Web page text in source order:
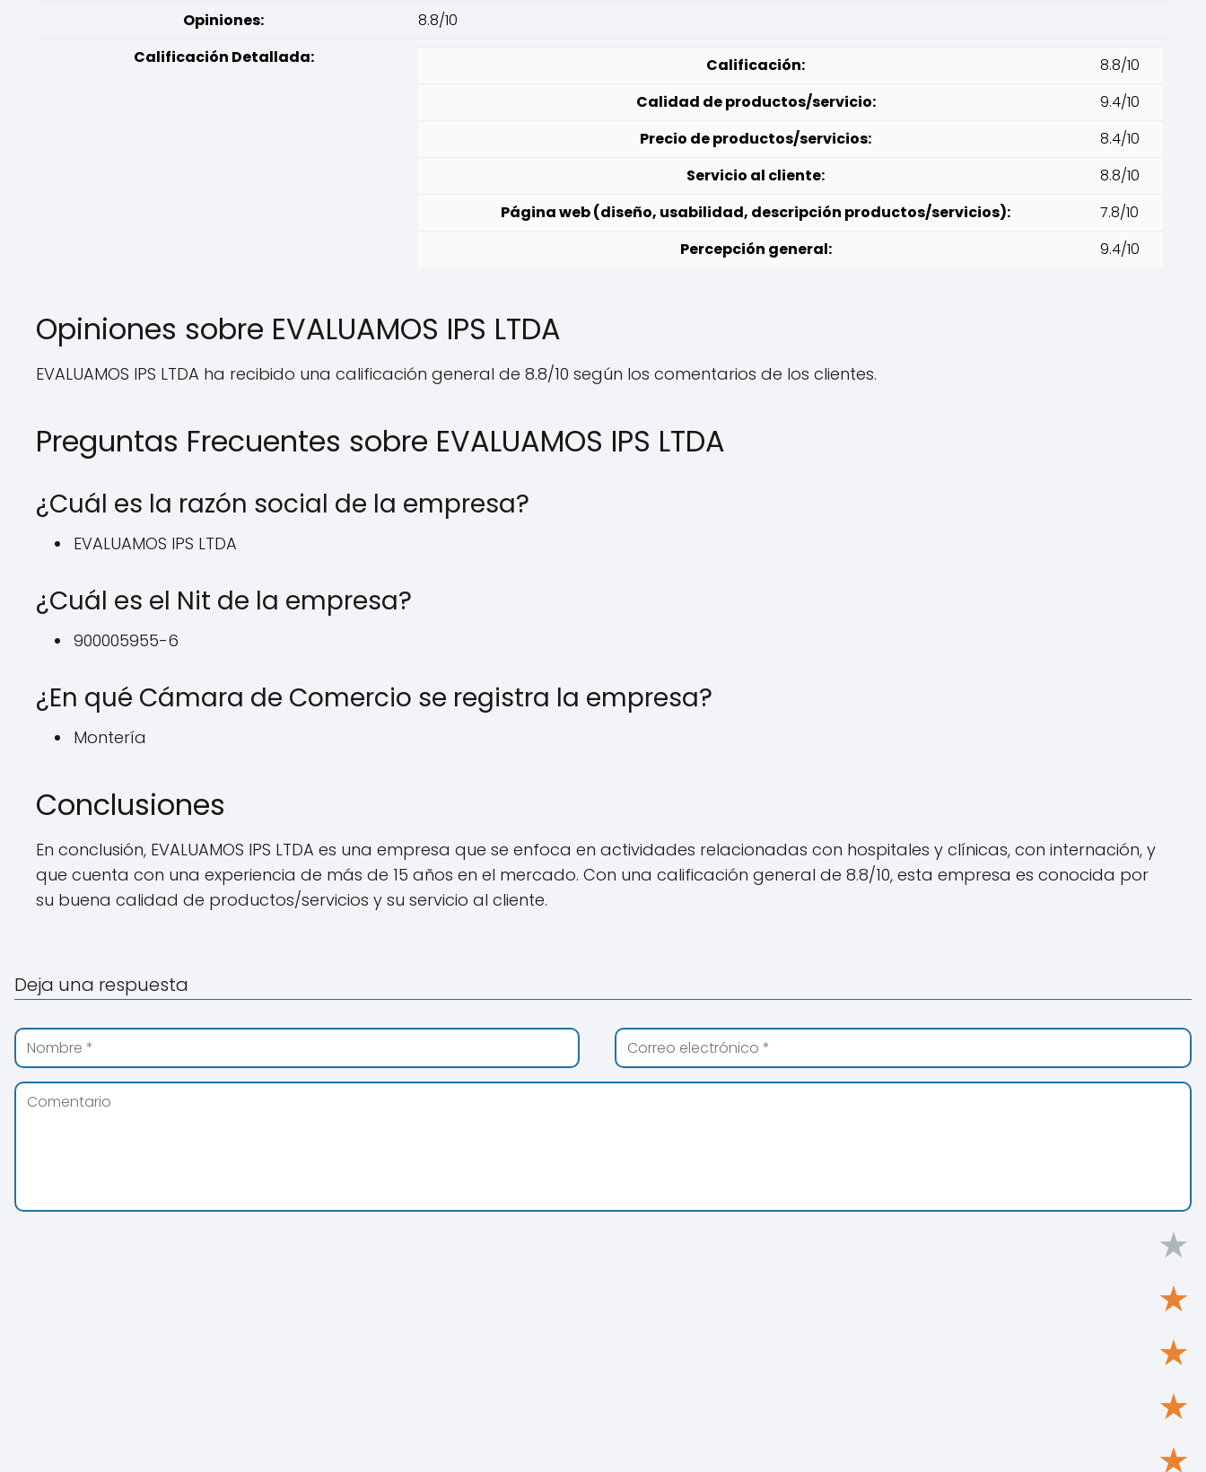
Opiniones:
8.8/10
Calificación Detallada:
Calificación:
8.8/10
Calidad de productos/servicio:
9.4/10
Precio de productos/servicios:
8.4/10
Servicio al cliente:
8.8/10
Página web (diseño, usabilidad, descripción productos/servicios):
7.8/10
Percepción general:
9.4/10
Opiniones sobre EVALUAMOS IPS LTDA
EVALUAMOS IPS LTDA ha recibido una calificación general de 8.8/10 según los comentarios de los clientes.
Preguntas Frecuentes sobre EVALUAMOS IPS LTDA
¿Cuál es la razón social de la empresa?
EVALUAMOS IPS LTDA
¿Cuál es el Nit de la empresa?
900005955-6
¿En qué Cámara de Comercio se registra la empresa?
Montería
Conclusiones
En conclusión, EVALUAMOS IPS LTDA es una empresa que se enfoca en actividades relacionadas con hospitales y clínicas, con internación, y
que cuenta con una experiencia de más de 15 años en el mercado. Con una calificación general de 8.8/10, esta empresa es conocida por
su buena calidad de productos/servicios y su servicio al cliente.
Deja una respuesta
★
★
★
★
★